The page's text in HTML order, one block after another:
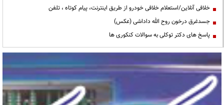
خلافی آنلاین/استعلام خلافی خودرو از طریق اینترنت، پیام کوتاه ، تلفن
جسدغرق درخون روح الله داداشی (عکس)
پاسخ های دکتر توکلی به سوالات کنکوری ها